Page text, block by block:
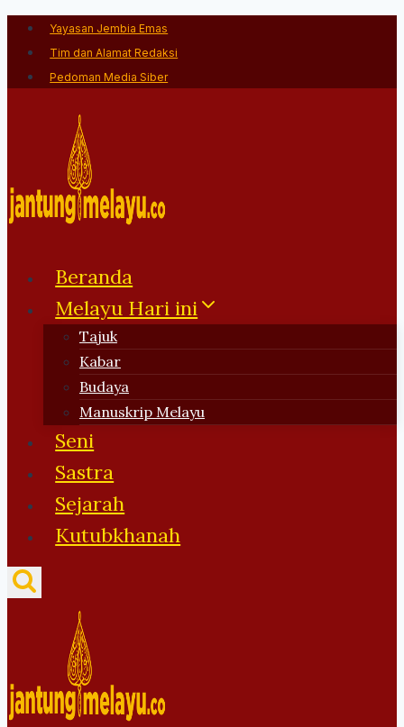
Skip
content
Yayasan Jembia Emas
Tim dan Alamat Redaksi
Pedoman Media Siber
Beranda
Melayu Hari ini
Tajuk
Kabar
Budaya
Manuskrip Melayu
Seni
Sastra
Sejarah
Kutubkhanah